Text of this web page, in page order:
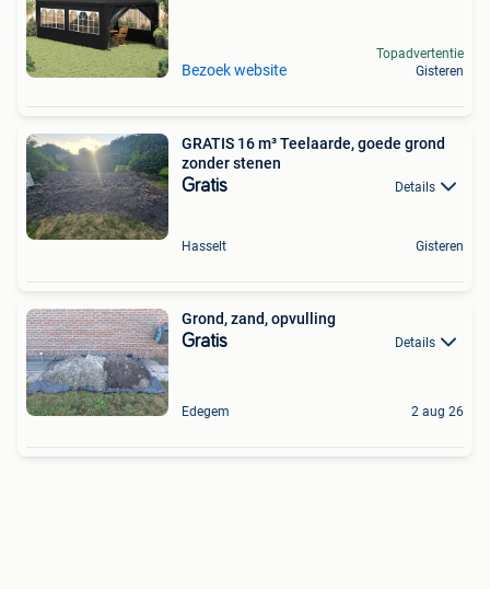
Bezoek website
Topadvertentie
Gisteren
GRATIS 16 m³ Teelaarde, goede grond
zonder stenen
Gratis Details
Hasselt Gisteren
Grond, zand, opvulling
Gratis Details
Edegem 2 aug 26